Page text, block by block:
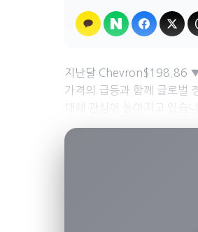
지난달 Chevron$198.86
가격의 급등과 함께 글로벌
대해 관심이 높아지고 있습